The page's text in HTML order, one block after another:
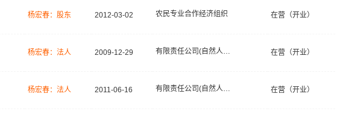
杨宏春：股东 2012-03-02 农民专业合作经济组织 在营（开业）
杨宏春：法人 2009-12-29 有限责任公司(自然人独资) 在营（开业）
杨宏春：法人 2011-06-16 有限责任公司(自然人独资) 在营（开业）